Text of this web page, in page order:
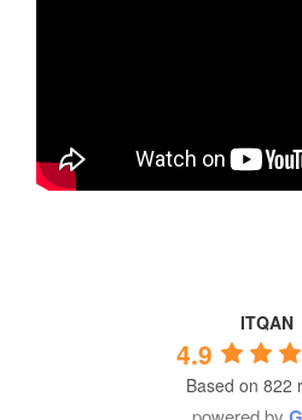
ITQAN
4.9
Based on 822